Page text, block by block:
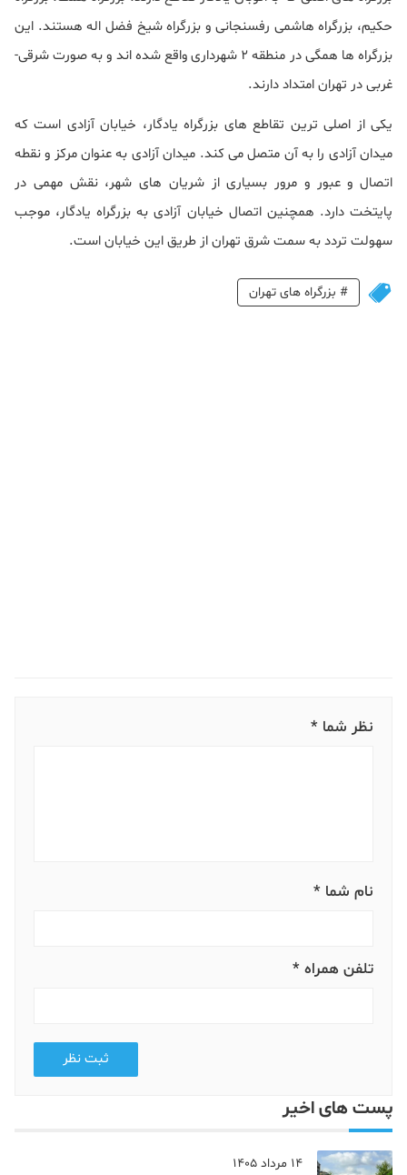
حکیم، بزرگراه هاشمی رفسنجانی و بزرگراه شیخ فضل اله هستند. این
بزرگراه ها همگی در منطقه 2 شهرداری واقع شده اند و به صورت شرقی-
غربی در تهران امتداد دارند.
یکی از اصلی ترین تقاطع های بزرگراه یادگار، خیابان آزادی است که
میدان آزادی را به آن متصل می کند. میدان آزادی به عنوان مرکز و نقطه
اتصال و عبور و مرور بسیاری از شریان های شهر، نقش مهمی در
پایتخت دارد. همچنین اتصال خیابان آزادی به بزرگراه یادگار، موجب
سهولت تردد به سمت شرق تهران از طریق این خیابان است.
# بزرگراه های تهران
نظر شما *
نام شما *
تلفن همراه *
ثبت نظر
پست های اخیر
14 مرداد 1405